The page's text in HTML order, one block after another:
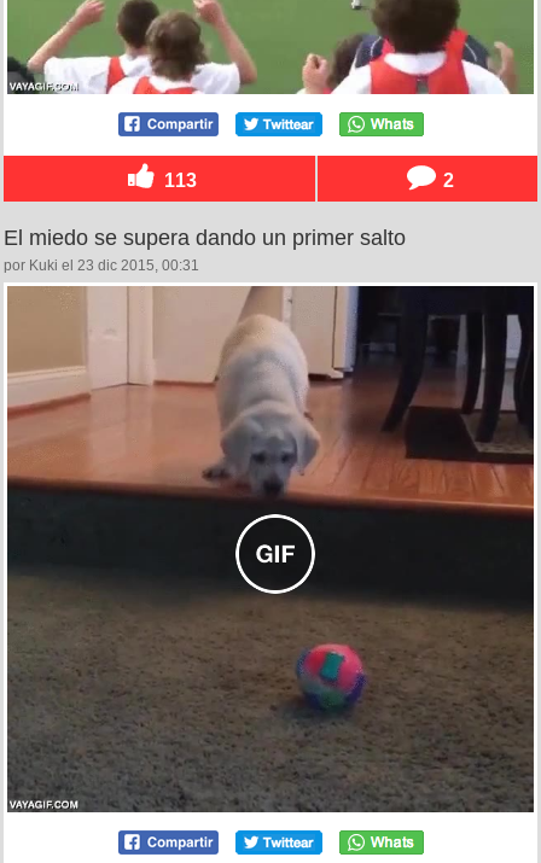
113 2
El miedo se supera dando un primer salto
por Kuki el 23 dic 2015, 00:31